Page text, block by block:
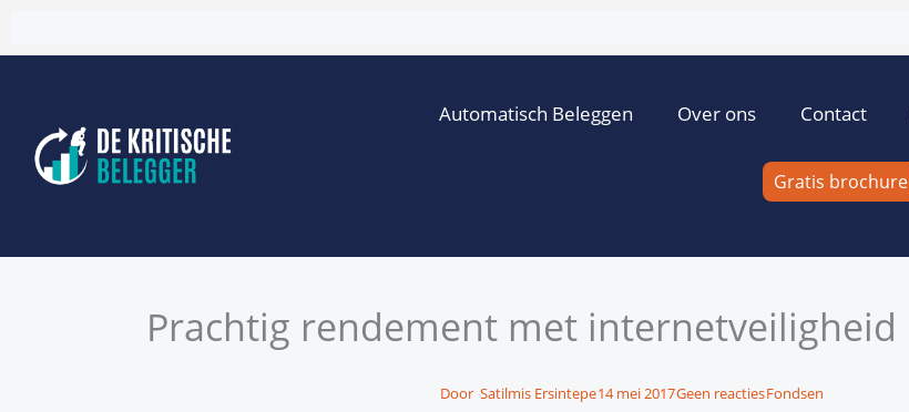
naar
inhoud
Automatisch Beleggen Over ons Contact
Gratis brochure
Prachtig rendement met internetveiligheid
Door Satilmis Ersintepe14 mei 2017Geen reactiesFondsen